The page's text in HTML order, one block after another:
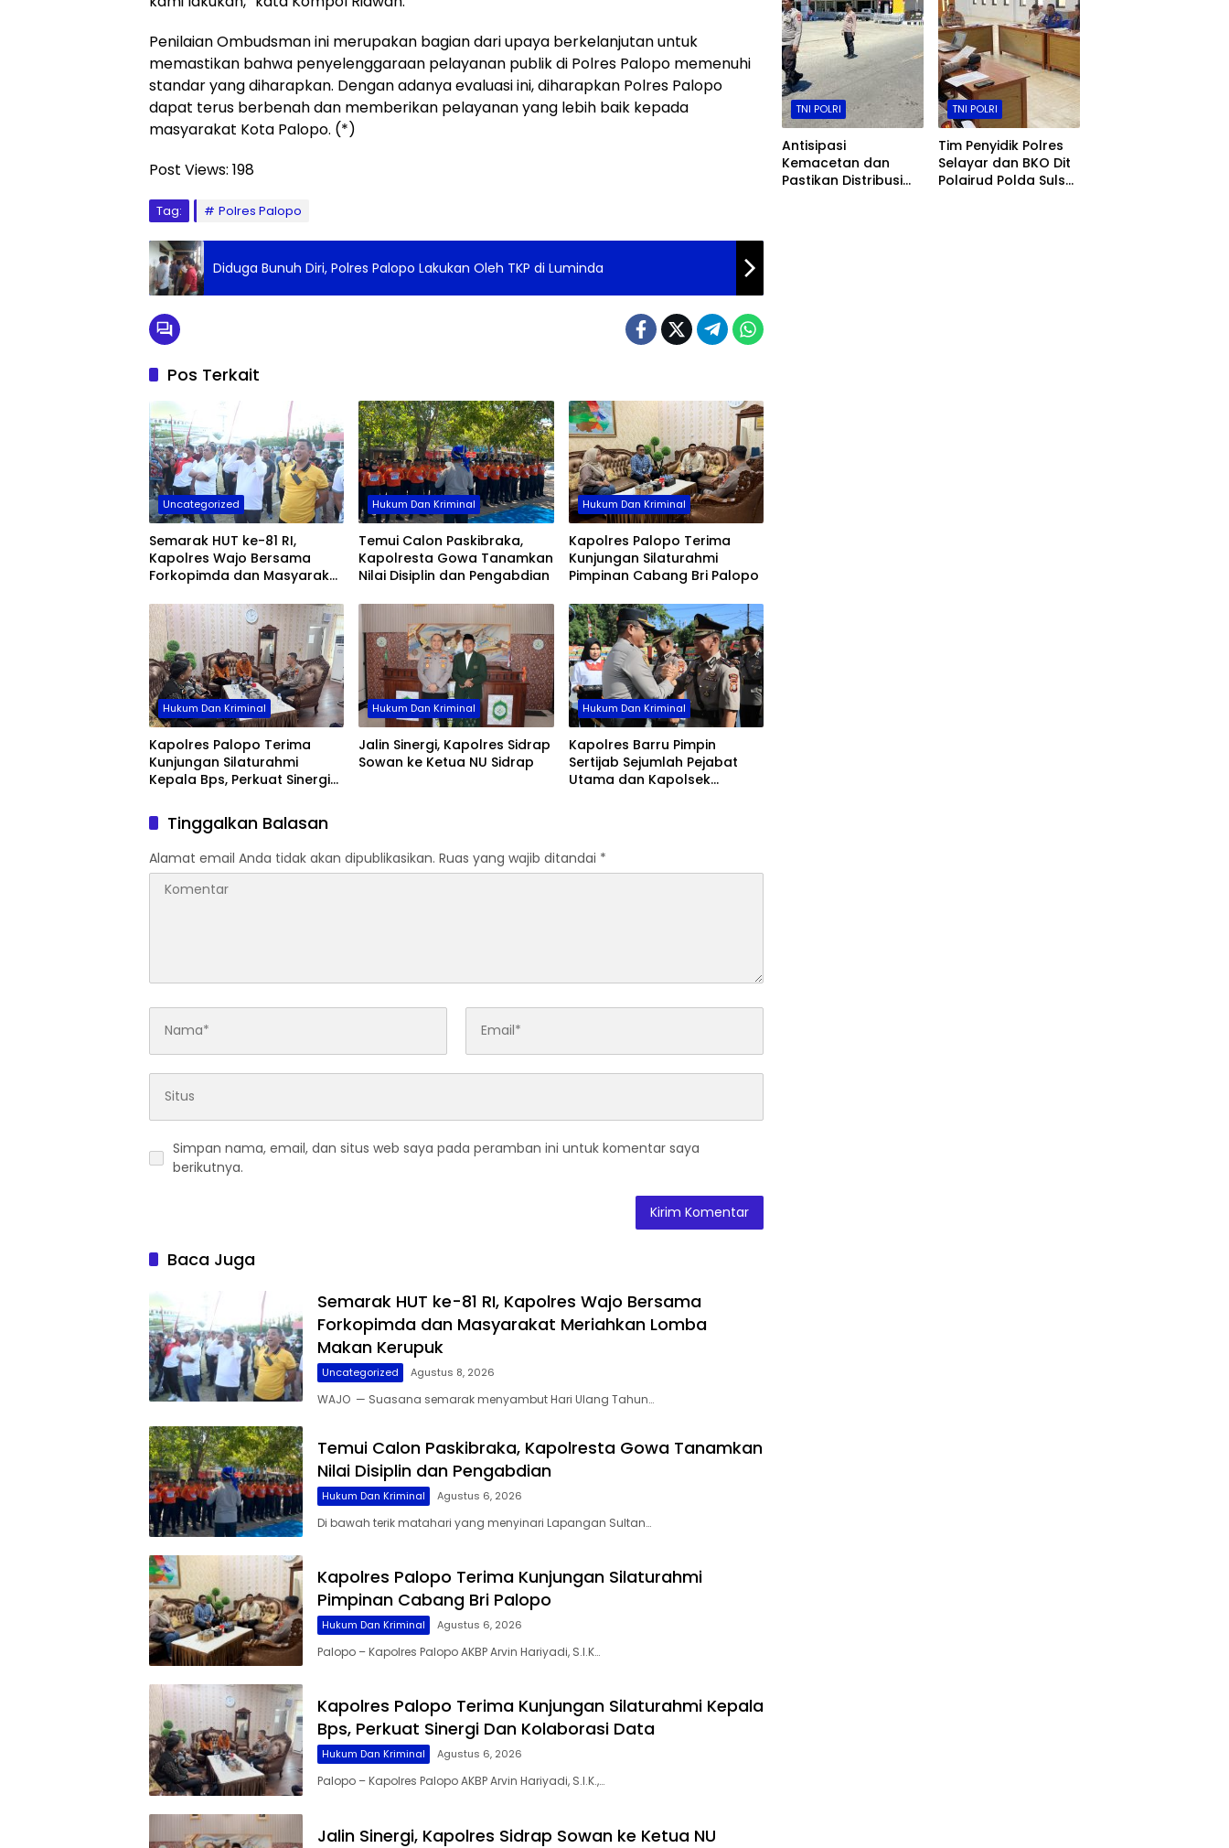
Penilaian Ombudsman ini merupakan bagian dari upaya berkelanjutan untuk
memastikan bahwa penyelenggaraan pelayanan publik di Polres Palopo memenuhi
standar yang diharapkan. Dengan adanya evaluasi ini, diharapkan Polres Palopo
dapat terus berbenah dan memberikan pelayanan yang lebih baik kepada
masyarakat Kota Palopo. (*)
Post Views: 198
Tag: Polres Palopo
Diduga Bunuh Diri, Polres Palopo Lakukan Oleh TKP di Luminda
Pos Terkait
Uncategorized
Semarak HUT ke-81 RI,
Kapolres Wajo Bersama
Forkopimda dan Masyarakat
Kerupuk
Hukum Dan Kriminal
Temui Calon Paskibraka,
Kapolresta Gowa Tanamkan
Nilai Disiplin dan Pengabdian
Hukum Dan Kriminal
Kapolres Palopo Terima
Kunjungan Silaturahmi
Pimpinan Cabang Bri Palopo
Hukum Dan Kriminal
Kapolres Palopo Terima
Kunjungan Silaturahmi
Kepala Bps, Perkuat Sinergi
Hukum Dan Kriminal
Jalin Sinergi, Kapolres Sidrap
Sowan ke Ketua NU Sidrap
Hukum Dan Kriminal
Kapolres Barru Pimpin
Sertijab Sejumlah Pejabat
Utama dan Kapolsek
Tinggalkan Balasan
Alamat email Anda tidak akan dipublikasikan. Ruas yang wajib ditandai *
Simpan nama, email, dan situs web saya pada peramban ini untuk komentar saya
berikutnya.
Baca Juga
Semarak HUT ke-81 RI, Kapolres Wajo Bersama
Forkopimda dan Masyarakat Meriahkan Lomba
Makan Kerupuk
Uncategorized Agustus 8, 2026
WAJO — Suasana semarak menyambut Hari Ulang Tahun…
Temui Calon Paskibraka, Kapolresta Gowa Tanamkan
Nilai Disiplin dan Pengabdian
Hukum Dan Kriminal Agustus 6, 2026
Di bawah terik matahari yang menyinari Lapangan Sultan…
Kapolres Palopo Terima Kunjungan Silaturahmi
Pimpinan Cabang Bri Palopo
Hukum Dan Kriminal Agustus 6, 2026
Palopo – Kapolres Palopo AKBP Arvin Hariyadi, S.I.K…
Kapolres Palopo Terima Kunjungan Silaturahmi Kepala
Bps, Perkuat Sinergi Dan Kolaborasi Data
Hukum Dan Kriminal Agustus 6, 2026
Palopo – Kapolres Palopo AKBP Arvin Hariyadi, S.I.K.,…
Jalin Sinergi, Kapolres Sidrap Sowan ke Ketua NU
TNI POLRI
Antisipasi
Kemacetan dan
Pastikan Distribusi
TNI POLRI
Tim Penyidik Polres
Selayar dan BKO Dit
Polairud Polda Sulsel